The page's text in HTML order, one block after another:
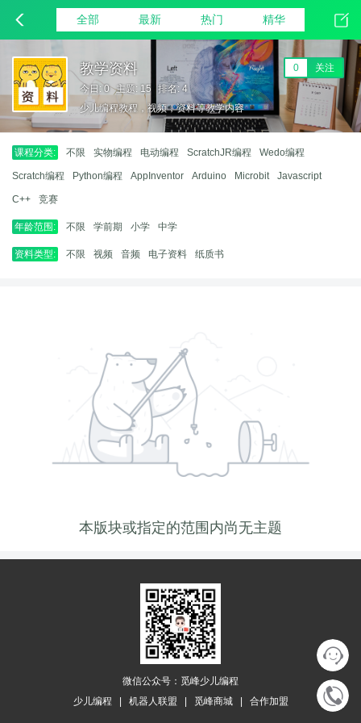
全部 最新 热门 精华
教学资料
今日: 0 主题: 15 排名: 4
0 关注
少儿编程教程，视频，资料等教学内容
课程分类: 不限 实物编程 电动编程 ScratchJR编程 Wedo编程
Scratch编程 Python编程 AppInventor Arduino Microbit Javascript
C++ 竞赛
年龄范围: 不限 学前期 小学 中学
资料类型: 不限 视频 音频 电子资料 纸质书
本版块或指定的范围内尚无主题
微信公众号：觅峰少儿编程
少儿编程
机器人联盟 觅峰商城 合作加盟